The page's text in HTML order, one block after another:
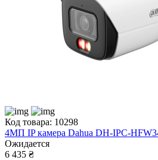
Код товара: 10298
4МП IP камера Dahua DH-IPC-
Ожидается
6 435 ₴